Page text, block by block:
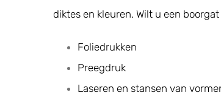
diktes en kleuren. Wilt u een
Foliedrukken
Preegdruk
Laseren en stansen van